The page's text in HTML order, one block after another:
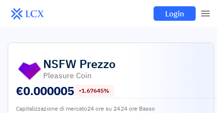
Login
NSFW Prezzo
Pleasure Coin
€0.000005 -1.67645%
Capitalizzazione di mercato24 ore su 2424 ore Basso